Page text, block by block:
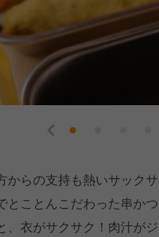
からの支持も熱いサック
とことんこだわった串か
、衣がサクサク！肉汁が